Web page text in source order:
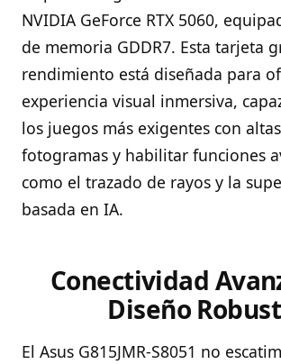
NVIDIA GeForce RTX 5060,
de memoria GDDR7. Esta tarjeta
rendimiento está diseñada para
experiencia visual inmersiva,
los juegos más exigentes con
fotogramas y habilitar funciones
como el trazado de rayos y la
basada en IA.
Conectividad
Diseño
El Asus G815JMR-S8051 no